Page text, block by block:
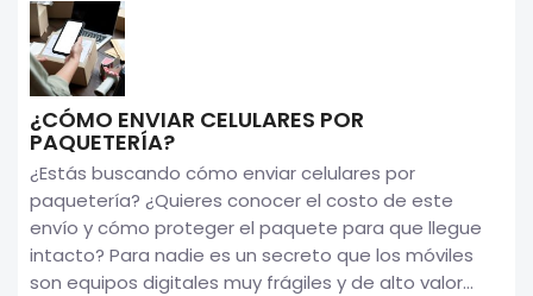
¿CÓMO ENVIAR CELULARES POR
PAQUETERÍA?
¿Estás buscando cómo enviar celulares por
paquetería? ¿Quieres conocer el costo de este
envío y cómo proteger el paquete para que llegue
intacto? Para nadie es un secreto que los móviles
son equipos digitales muy frágiles y de alto valor...